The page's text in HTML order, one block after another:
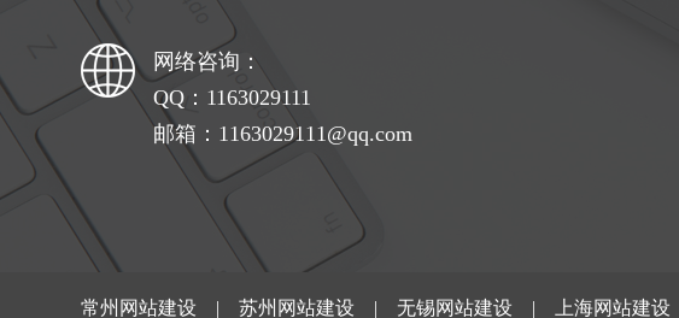
网络咨询：
QQ：1163029111
邮箱：1163029111@qq.com
常州网站建设 |苏州网站建设 |无锡网站建设 | 上海网站建设